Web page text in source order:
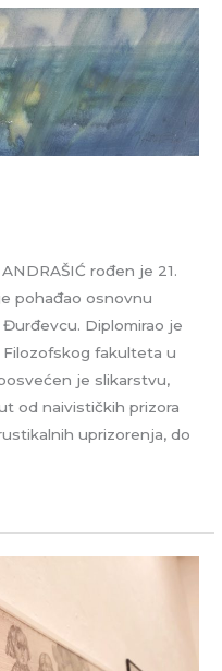
rođen je 21.
pohađao osnovnu
Diplomirao je
fakulteta u
je slikarstvu,
od naivističkih prizora
uprizorenja, do